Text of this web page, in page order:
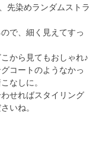
先染めランダムストラ
で、細く見えてすっ
から見てもおしゃれ♪
コートのようなかっ
なしに。
せればスタイリング
いね。